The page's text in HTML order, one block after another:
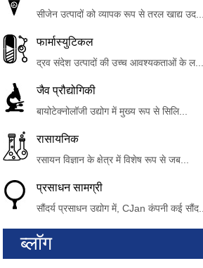
सीजेन उत्पादों को व्यापक रूप से तरल खाद्य उद...
फार्मास्युटिकल
द्रव संदेश उत्पादों की उच्च आवश्यकताओं के ल...
जैव प्रौद्योगिकी
बायोटेक्नोलॉजी उद्योग में मुख्य रूप से सिलि...
रासायनिक
रसायन विज्ञान के क्षेत्र में विशेष रूप से जब...
प्रसाधन सामग्री
सौंदर्य प्रसाधन उद्योग में, CJan कंपनी कई सौंद...
ब्लॉग